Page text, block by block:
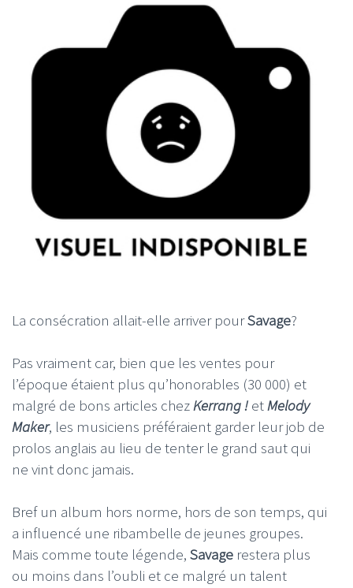
La consécration allait-elle arriver pourSavage?
Pas vraiment car, bien que les ventes pour
l’époque étaient plus qu’honorables (30 000) et
malgré de bons articles chez Kerrang ! et Melody
Maker, les musiciens préféraient garder leur job de
prolos anglais au lieu de tenter le grand saut qui
ne vint donc jamais.
Bref un album hors norme, hors de son temps, qui
a influencé une ribambelle de jeunes groupes.
Mais comme toute légende, Savage restera plus
ou moins dans l’oubli et ce malgré un talent